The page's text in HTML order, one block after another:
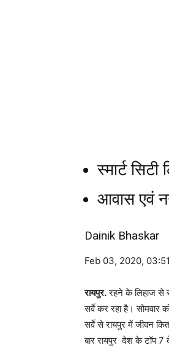
स्मार्ट
आवास एवं
Dainik Bhaskar
Feb 03, 2020,
रायपुर.रहने के लिहाज से
सर्वे कर रहा है। सोमवार
सर्वे से रायपुर में जीवन
बार रायपुर देश के टॉप 7